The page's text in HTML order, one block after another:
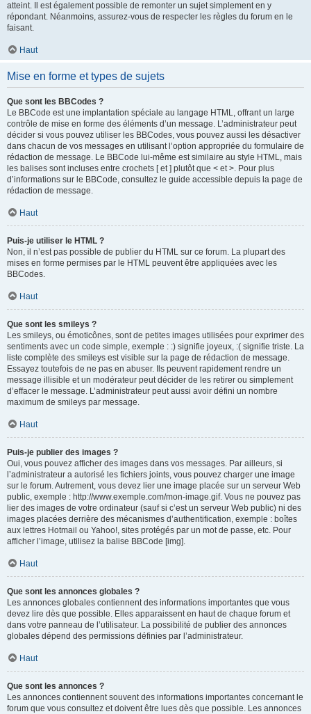
atteint. Il est également possible de remonter un sujet simplement en y
répondant. Néanmoins, assurez-vous de respecter les règles du forum en le
faisant.
Haut
Mise en forme et types de sujets
Que sont les BBCodes ?
Le BBCode est une implantation spéciale au langage HTML, offrant un large
contrôle de mise en forme des éléments d’un message. L’administrateur peut
décider si vous pouvez utiliser les BBCodes, vous pouvez aussi les désactiver
dans chacun de vos messages en utilisant l’option appropriée du formulaire de
rédaction de message. Le BBCode lui-même est similaire au style HTML, mais
les balises sont incluses entre crochets [ et ] plutôt que < et >. Pour plus
d’informations sur le BBCode, consultez le guide accessible depuis la page de
rédaction de message.
Haut
Puis-je utiliser le HTML ?
Non, il n’est pas possible de publier du HTML sur ce forum. La plupart des
mises en forme permises par le HTML peuvent être appliquées avec les
BBCodes.
Haut
Que sont les smileys ?
Les smileys, ou émoticônes, sont de petites images utilisées pour exprimer des
sentiments avec un code simple, exemple : :) signifie joyeux, :( signifie triste. La
liste complète des smileys est visible sur la page de rédaction de message.
Essayez toutefois de ne pas en abuser. Ils peuvent rapidement rendre un
message illisible et un modérateur peut décider de les retirer ou simplement
d’effacer le message. L’administrateur peut aussi avoir défini un nombre
maximum de smileys par message.
Haut
Puis-je publier des images ?
Oui, vous pouvez afficher des images dans vos messages. Par ailleurs, si
l’administrateur a autorisé les fichiers joints, vous pouvez charger une image
sur le forum. Autrement, vous devez lier une image placée sur un serveur Web
public, exemple : http://www.exemple.com/mon-image.gif. Vous ne pouvez pas
lier des images de votre ordinateur (sauf si c’est un serveur Web public) ni des
images placées derrière des mécanismes d’authentification, exemple : boîtes
aux lettres Hotmail ou Yahoo!, sites protégés par un mot de passe, etc. Pour
afficher l’image, utilisez la balise BBCode [img].
Haut
Que sont les annonces globales ?
Les annonces globales contiennent des informations importantes que vous
devez lire dès que possible. Elles apparaissent en haut de chaque forum et
dans votre panneau de l’utilisateur. La possibilité de publier des annonces
globales dépend des permissions définies par l’administrateur.
Haut
Que sont les annonces ?
Les annonces contiennent souvent des informations importantes concernant le
forum que vous consultez et doivent être lues dès que possible. Les annonces